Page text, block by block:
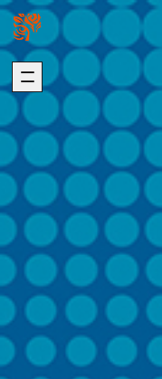
關於我們
ABOUT US
加入我們
版權聲明
個資聲明
最新消息
NEWS
在建工程
PROGRESS
璞
自
建
建
歷
建